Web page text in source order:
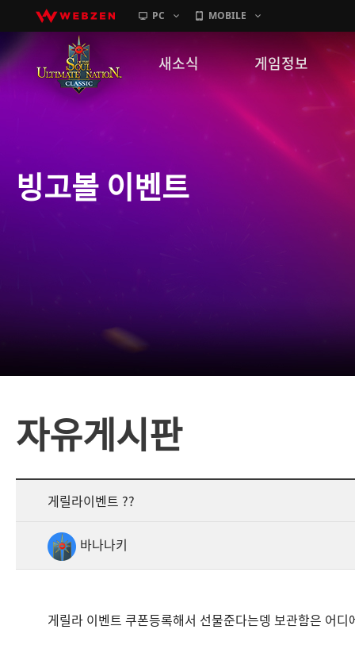
PC MOBILE
새소식
GM노트
게임정보
캐릭터소개
빙고볼 이벤트
자유게시판
게릴라이벤트 ??
바나나키
게릴라 이벤트 쿠폰등록해서 선물준다는뎅 보관함은 어디